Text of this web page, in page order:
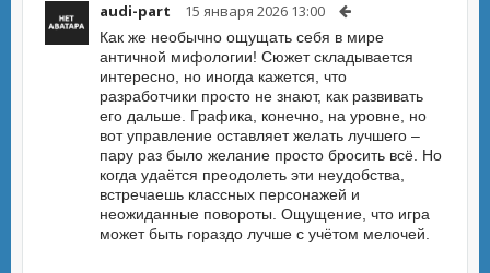
audi-part 15 января 2026 13:00
Как же необычно ощущать себя в мире
античной мифологии! Сюжет складывается
интересно, но иногда кажется, что
разработчики просто не знают, как развивать
его дальше. Графика, конечно, на уровне, но
вот управление оставляет желать лучшего –
пару раз было желание просто бросить всё. Но
когда удаётся преодолеть эти неудобства,
встречаешь классных персонажей и
неожиданные повороты. Ощущение, что игра
может быть гораздо лучше с учётом мелочей.